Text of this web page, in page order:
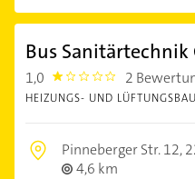
Bus Sanitärtechnik
1,0 1.0 2
HEIZUNGS- UND LÜFTUNGSBAU
Pinneberger Str. 12,
4,6 km